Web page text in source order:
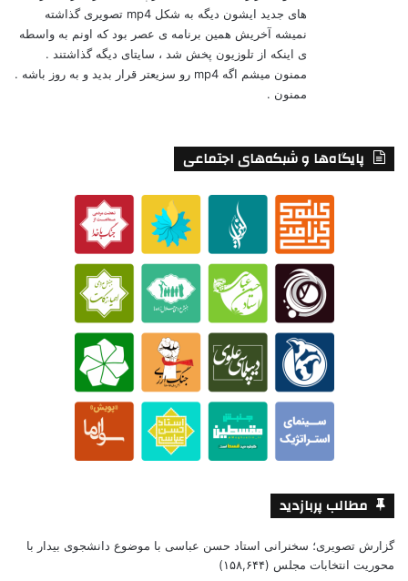
های جدید ایشون دیگه به شکل mp4 تصویری گذاشته
نمیشه آخریش همین برنامه ی عصر بود که اونم به واسطه
ی اینکه از تلوزیون پخش شد ، سایتای دیگه گذاشتند .
ممنون میشم اگه mp4 رو سزیعتر قرار بدید و به روز باشه .
ممنون .
پایگاه‌ها و شبکه‌های اجتماعی
مطالب پربازدید
گزارش تصویری؛ سخنرانی استاد حسن عباسی با موضوع دانشجوی بیدار با
محوریت انتخابات مجلس (۱۵۸,۶۴۴)